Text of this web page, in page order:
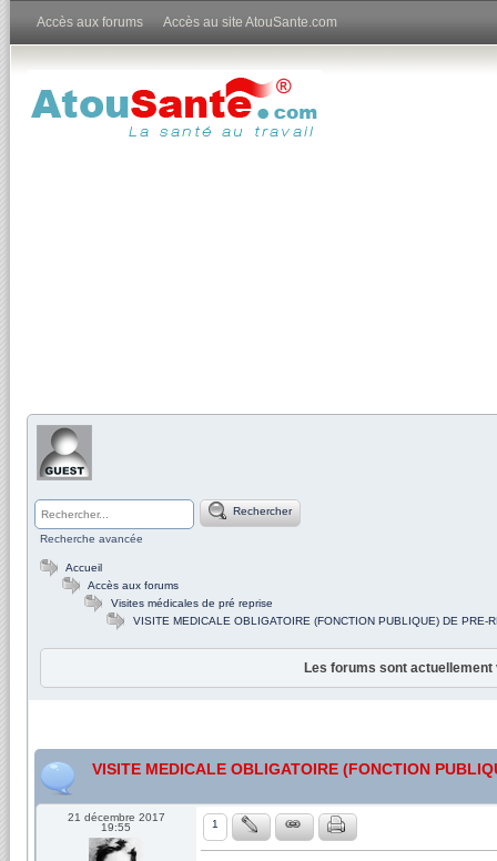
Accès aux forums Accès au site AtouSante.com
Rechercher
Recherche avancée
Accueil
Accès aux forums
Visites médicales de pré reprise
VISITE MEDICALE OBLIGATOIRE (FONCTION PUBLIQUE) DE PRE-
Les forums sont
VISITE MEDICALE OBLIGATOIRE (FONCTION
21 décembre 2017
19:55
1